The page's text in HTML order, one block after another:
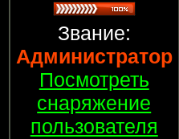
Звание:
Администратор
Посмотреть
снаряжение
пользователя